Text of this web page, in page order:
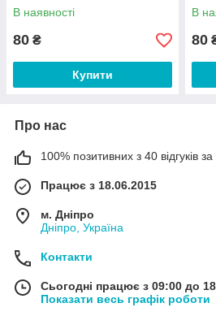
В наявності
80 ₴
Купити
В
80
Про нас
100% позитивних з 40 відгуків за
Працює з 18.06.2015
м. Дніпро
Дніпро, Україна
Контакти
Сьогодні працює з 09:00 до
Показати весь графік роботи